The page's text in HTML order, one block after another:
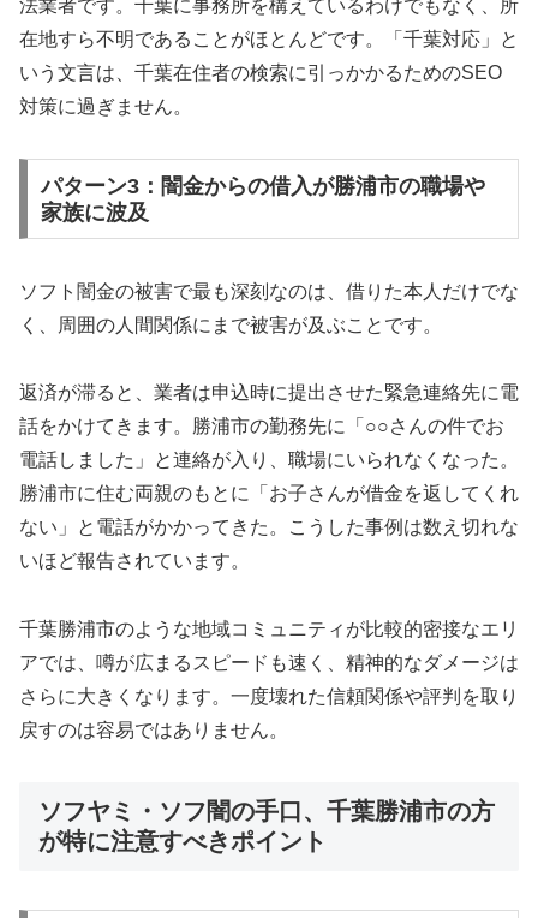
法業者です。千葉に事務所を構えているわけでもなく、所
在地すら不明であることがほとんどです。「千葉対応」と
いう文言は、千葉在住者の検索に引っかかるためのSEO
対策に過ぎません。
パターン3：闇金からの借入が勝浦市の職場や
家族に波及
ソフト闇金の被害で最も深刻なのは、借りた本人だけでな
く、周囲の人間関係にまで被害が及ぶことです。
返済が滞ると、業者は申込時に提出させた緊急連絡先に電
話をかけてきます。勝浦市の勤務先に「○○さんの件でお
電話しました」と連絡が入り、職場にいられなくなった。
勝浦市に住む両親のもとに「お子さんが借金を返してくれ
ない」と電話がかかってきた。こうした事例は数え切れな
いほど報告されています。
千葉勝浦市のような地域コミュニティが比較的密接なエリ
アでは、噂が広まるスピードも速く、精神的なダメージは
さらに大きくなります。一度壊れた信頼関係や評判を取り
戻すのは容易ではありません。
ソフヤミ・ソフ闇の手口、千葉勝浦市の方
が特に注意すべきポイント